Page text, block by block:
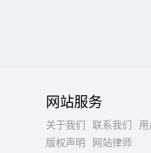
网站服务
关于我们 联系我们
版权声明
网站律师